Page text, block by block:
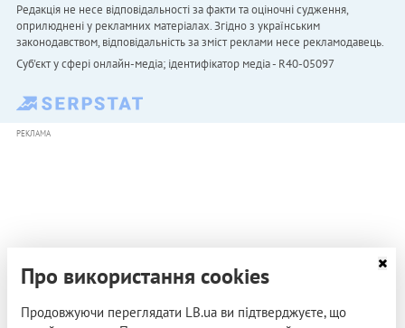
Редакція не несе відповідальності за факти та оціночні судження,
оприлюднені у рекламних матеріалах. Згідно з українським
законодавством, відповідальність за зміст реклами несе рекламодавець.
Cуб'єкт у сфері онлайн-медіа; ідентифікатор медіа - R40-05097
РЕКЛАМА
Про використання cookies
Продовжуючи переглядати LB.ua ви підтверджуєте, що